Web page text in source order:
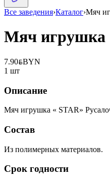
Все заведения›Каталог›Мяч
Мяч игрушка
7.90BYNBYN
1 шт
Описание
Мяч игрушка « STAR»
Состав
Из полимерных материалов.
Срок годности